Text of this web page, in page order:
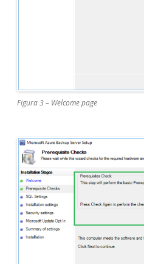
Figura 3 – Welcome page